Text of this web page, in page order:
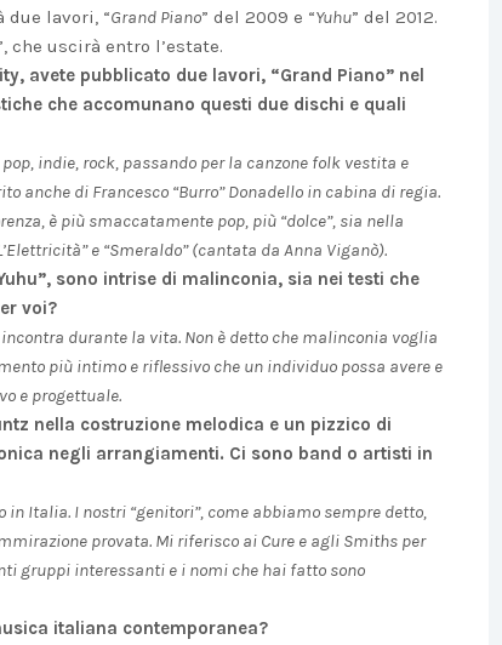
due lavori, “Grand Piano” del 2009 e “Yuhu” del 2012.
che uscirà entro l’estate.
avete pubblicato due lavori, “Grand Piano” nel
che accomunano questi due dischi e quali
indie, rock, passando per la canzone folk vestita e
anche di Francesco “Burro” Donadello in cabina di regia.
è più smaccatamente pop, più “dolce”, sia nella
e “Smeraldo” (cantata da Anna Viganò).
sono intrise di malinconia, sia nei testi che
voi?
durante la vita. Non è detto che malinconia voglia
più intimo e riflessivo che un individuo possa avere e
e progettuale.
nella costruzione melodica e un pizzico di
negli arrangiamenti. Ci sono band o artisti in
Italia. I nostri “genitori”, come abbiamo sempre detto,
provata. Mi riferisco ai Cure e agli Smiths per
gruppi interessanti e i nomi che hai fatto sono
italiana contemporanea?